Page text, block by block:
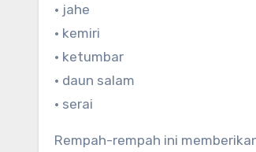
• jahe
• kemiri
• ketumbar
• daun salam
• serai
Rempah-rempah ini